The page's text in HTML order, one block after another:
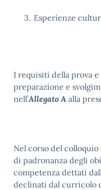
Esperienze
I requisiti della prova
preparazione e
nell’Allegato A alla
Nel corso del
di padronanza degli
competenza dettati
declinati dal curricolo